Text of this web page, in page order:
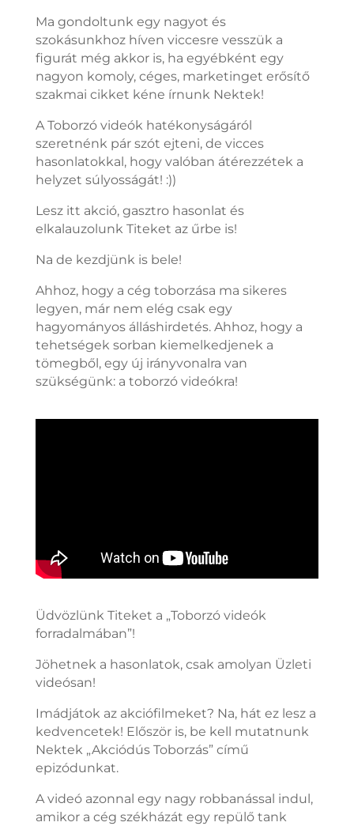
Ma gondoltunk egy nagyot és
szokásunkhoz híven viccesre vesszük a
figurát még akkor is, ha egyébként egy
nagyon komoly, céges, marketinget erősítő
szakmai cikket kéne írnunk Nektek!
A Toborzó videók hatékonyságáról
szeretnénk pár szót ejteni, de vicces
hasonlatokkal, hogy valóban átérezzétek a
helyzet súlyosságát! :))
Lesz itt akció, gasztro hasonlat és
elkalauzolunk Titeket az űrbe is!
Na de kezdjünk is bele!
Ahhoz, hogy a cég toborzása ma sikeres
legyen, már nem elég csak egy
hagyományos álláshirdetés. Ahhoz, hogy a
tehetségek sorban kiemelkedjenek a
tömegből, egy új irányvonalra van
szükségünk: a toborzó videókra!
Üdvözlünk Titeket a „Toborzó videók
forradalmában”!
Jöhetnek a hasonlatok, csak amolyan Üzleti
videósan!
Imádjátok az akciófilmeket? Na, hát ez lesz a
kedvencetek! Először is, be kell mutatnunk
Nektek „Akciódús Toborzás” című
epizódunkat.
A videó azonnal egy nagy robbanással indul,
amikor a cég székházát egy repülő tank